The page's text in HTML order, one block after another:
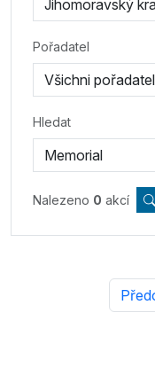
Pořadatel
Hledat
Nalezeno 0 akcí